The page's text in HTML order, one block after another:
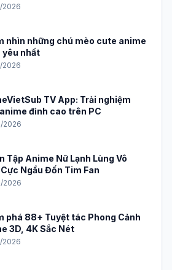
2026
nhìn những chú mèo cute anime
yêu nhất
2026
TV App: Trải nghiệm
đỉnh cao trên PC
2026
Tập Anime Nữ Lạnh Lùng Vô
Ngầu Đốn Tim Fan
2026
phá 88+ Tuyệt tác Phong Cảnh
3D, 4K Sắc Nét
2026